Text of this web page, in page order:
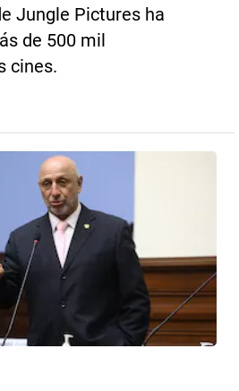
Jungle Pictures ha
de 500 mil
cines.